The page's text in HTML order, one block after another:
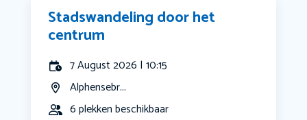
Stadswandeling door het
centrum
7 August 2026 | 10:15
Alphensebr...
6 plekken beschikbaar